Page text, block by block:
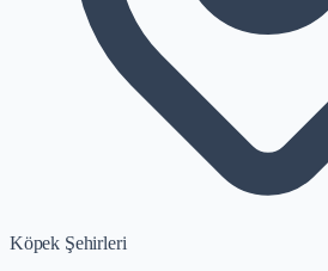
Köpek Şehirleri